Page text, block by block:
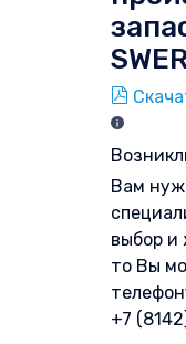
Вам
выбор и
то Вы
+7